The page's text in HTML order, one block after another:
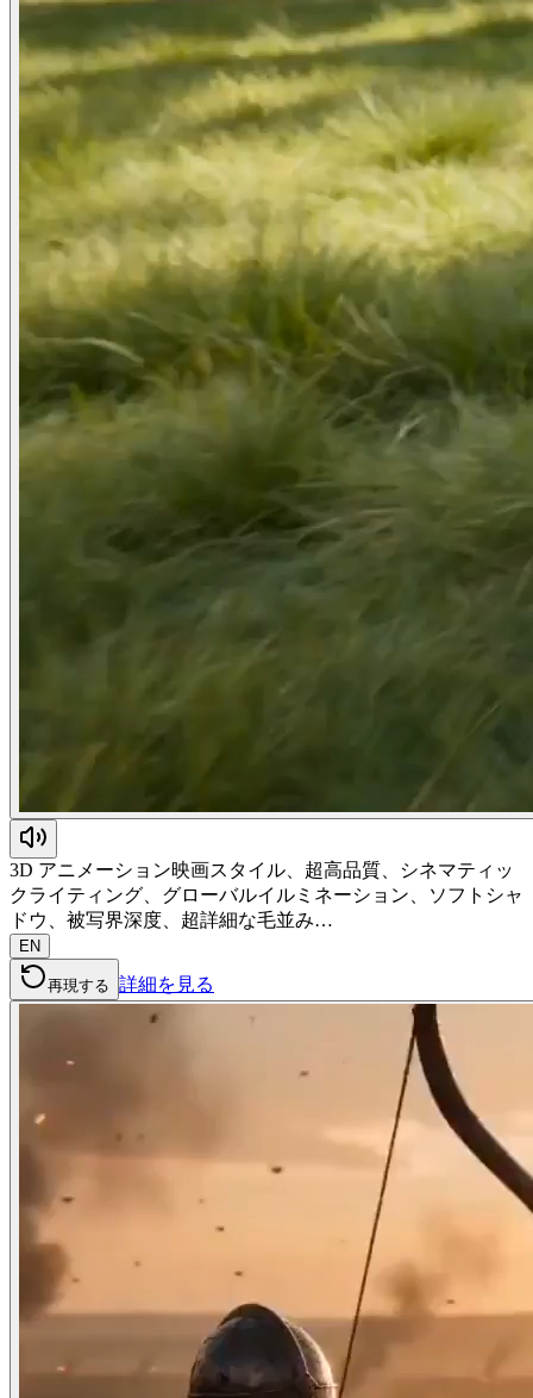
3D アニメーション映画スタイル、超高品質、シネマティッ
クライティング、グローバルイルミネーション、ソフトシャ
ドウ、被写界深度、超詳細な毛並み…
EN
再現する 詳細を見る